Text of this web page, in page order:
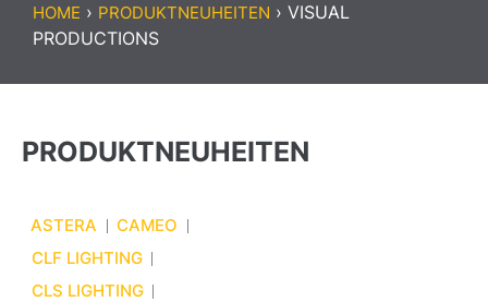
HOME › PRODUKTNEUHEITEN › VISUAL
PRODUCTIONS
PRODUKTNEUHEITEN
ASTERA
CAMEO
CLF LIGHTING
CLS LIGHTING